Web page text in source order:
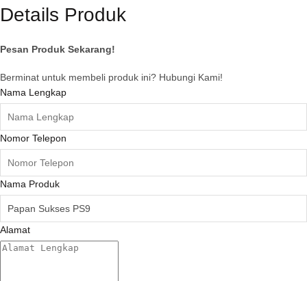
Details Produk
Pesan Produk Sekarang!
Berminat untuk membeli produk ini? Hubungi Kami!
Nama Lengkap
Nomor Telepon
Nama Produk
Alamat